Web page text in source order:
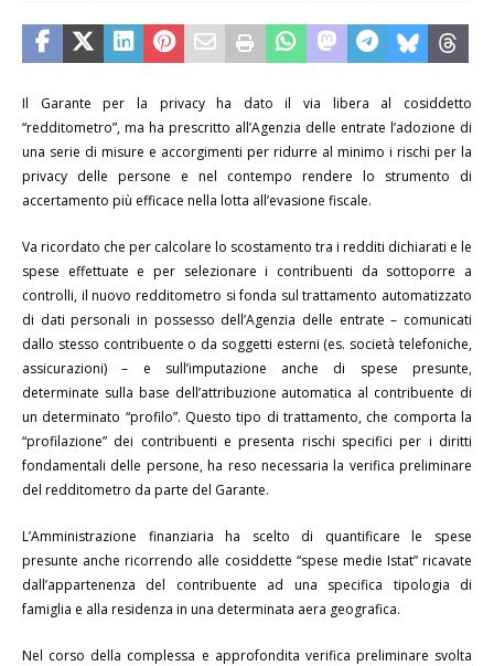
Il Garante per la privacy ha dato il via libera al cosiddetto
“redditometro”, ma ha prescritto all’Agenzia delle entrate l’adozione di
una serie di misure e accorgimenti per ridurre al minimo i rischi per la
privacy delle persone e nel contempo rendere lo strumento di
accertamento più efficace nella lotta all’evasione fiscale.
Va ricordato che per calcolare lo scostamento tra i redditi dichiarati e le
spese effettuate e per selezionare i contribuenti da sottoporre a
controlli, il nuovo redditometro si fonda sul trattamento automatizzato
di dati personali in possesso dell’Agenzia delle entrate – comunicati
dallo stesso contribuente o da soggetti esterni (es. società telefoniche,
assicurazioni) – e sull’imputazione anche di spese presunte,
determinate sulla base dell’attribuzione automatica al contribuente di
un determinato “profilo”. Questo tipo di trattamento, che comporta la
“profilazione” dei contribuenti e presenta rischi specifici per i diritti
fondamentali delle persone, ha reso necessaria la verifica preliminare
del redditometro da parte del Garante.
L’Amministrazione finanziaria ha scelto di quantificare le spese
presunte anche ricorrendo alle cosiddette “spese medie Istat” ricavate
dall’appartenenza del contribuente ad una specifica tipologia di
famiglia e alla residenza in una determinata aera geografica.
Nel corso della complessa e approfondita verifica preliminare svolta